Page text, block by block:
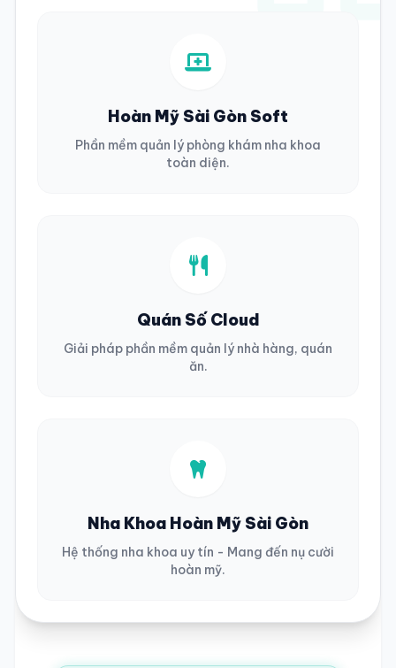
Hoàn Mỹ Sài Gòn Soft
Phần mềm quản lý phòng khám nha khoa
toàn diện.
Quán Số Cloud
Giải pháp phần mềm quản lý nhà hàng, quán
ăn.
Nha Khoa Hoàn Mỹ Sài Gòn
Hệ thống nha khoa uy tín - Mang đến nụ cười
hoàn mỹ.